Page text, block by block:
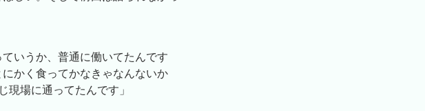
いうか、普通に働いてたんです
かく食ってかなきゃなんないか
現場に通ってたんです」